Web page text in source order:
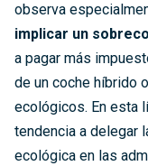
observa
implicar un
a pagar más
de un coche híbrido
ecológicos. En esta
tendencia a delegar
ecológica en las